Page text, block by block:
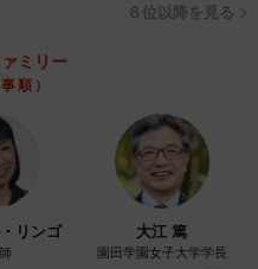
６位以降を見る
ミリー
順）
リンゴ 大江 篤
園田学園女子大学学長